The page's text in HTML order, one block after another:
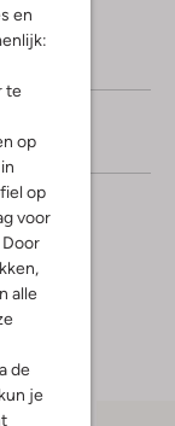
en
te
op
op
voor
alle
de
je